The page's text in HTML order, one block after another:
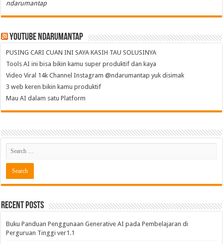
ndarumantap
Youtube NdaruMantap
PUSING CARI CUAN INI SAYA KASIH TAU SOLUSINYA
Tools AI ini bisa bikin kamu super produktif dan kaya
Video Viral 14k Channel Instagram @ndarumantap yuk disimak
3 web keren bikin kamu produktif
Mau AI dalam satu Platform
Recent Posts
Buku Panduan Penggunaan Generative AI pada Pembelajaran di
Perguruan Tinggi ver1.1